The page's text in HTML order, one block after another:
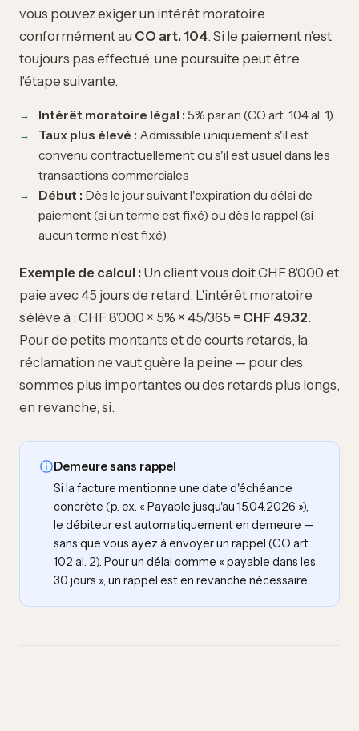
vous pouvez exiger un intérêt moratoire
conformément au CO art. 104. Si le paiement n'est
toujours pas effectué, une poursuite peut être
l'étape suivante.
Intérêt moratoire légal : 5% par an (CO art. 104 al. 1)
Taux plus élevé : Admissible uniquement s'il est
convenu contractuellement ou s'il est usuel dans les
transactions commerciales
Début : Dès le jour suivant l'expiration du délai de
paiement (si un terme est fixé) ou dès le rappel (si
aucun terme n'est fixé)
Exemple de calcul : Un client vous doit CHF 8'000 et
paie avec 45 jours de retard. L'intérêt moratoire
s'élève à : CHF 8'000 × 5% × 45/365 = CHF 49.32.
Pour de petits montants et de courts retards, la
réclamation ne vaut guère la peine — pour des
sommes plus importantes ou des retards plus longs,
en revanche, si.
Demeure sans rappel
Si la facture mentionne une date d'échéance
concrète (p. ex. « Payable jusqu'au 15.04.2026 »),
le débiteur est automatiquement en demeure —
sans que vous ayez à envoyer un rappel (CO art.
102 al. 2). Pour un délai comme « payable dans les
30 jours », un rappel est en revanche nécessaire.